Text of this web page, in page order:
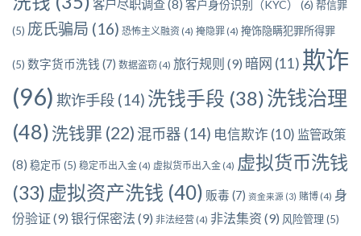
客户尽职调查(8) 客户身份识别（KYC） (6) 帮信罪
(5) 庞氏骗局 (16) 恐怖主义融资 (4) 掩隐罪 (4) 掩饰隐瞒犯罪所得罪
(5) 数字货币洗钱 (7) 数据盗窃 (4) 旅行规则 (9) 暗网 (11) 欺诈
(96) 欺诈手段 (14) 洗钱手段 (38)洗钱治理
(48) 洗钱罪 (22) 混币器 (14) 电信欺诈 (10) 监管政策
(8) 稳定币 (5) 稳定币出入金 (4) 虚拟货币出入金 (4) 虚拟货币洗钱
(33) 虚拟资产洗钱 (40) 贩毒 (7) 资金来源 (3) 赌博 (4) 身
份验证 (9) 银行保密法 (9) 非法经营 (4) 非法集资 (9) 风险管理(5)